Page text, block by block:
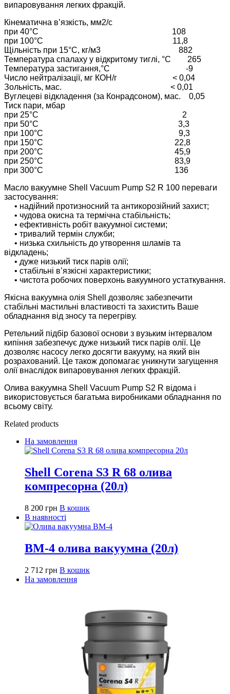
випаровування легких фракцій.
Кінематична в’язкість, мм2/с
при 40°С 108
при 100°С 11,8
Щільність при 15°С, кг/м3 882
Температура спалаху у відкритому тиглі, °С 265
Температура застигання,°С -9
Число нейтралізації, мг КОН/г < 0,04
Зольність, мас. < 0,01
Вуглецеві відкладення (за Конрадсоном), мас. 0,05
Тиск пари, мбар
при 25°С 2
при 50°С 3,3
при 100°С 9,3
при 150°С 22,8
при 200°С 45,9
при 250°С 83,9
при 300°С 136
Масло вакуумне Shell Vacuum Pump S2 R 100 переваги
застосування:
• надійний протизносний та антикорозійний захист;
• чудова окисна та термічна стабільність;
• ефективність робіт вакуумної системи;
• тривалий термін служби;
• низька схильність до утворення шламів та
відкладень;
• дуже низький тиск парів олії;
• стабільні в’язкісні характеристики;
• чистота робочих поверхонь вакуумного устаткування.
Якісна вакуумна олія Shell дозволяє забезпечити
стабільні мастильні властивості та захистить Ваше
обладнання від зносу та перегріву.
Ретельний підбір базової основи з вузьким інтервалом
кипіння забезпечує дуже низький тиск парів олії. Це
дозволяє насосу легко досягти вакууму, на який він
розрахований. Це також допомагає уникнути загущення
олії внаслідок випаровування легких фракцій.
Олива вакуумна Shell Vacuum Pump S2 R відома і
використовується багатьма виробниками обладнання по
всьому світу.
Related products
На замовлення
Shell Corena S3 R 68 олива
компресорна (20л)
8 200 грн В кошик
В наявності
ВМ-4 олива вакуумна (20л)
2 712 грн В кошик
На замовлення